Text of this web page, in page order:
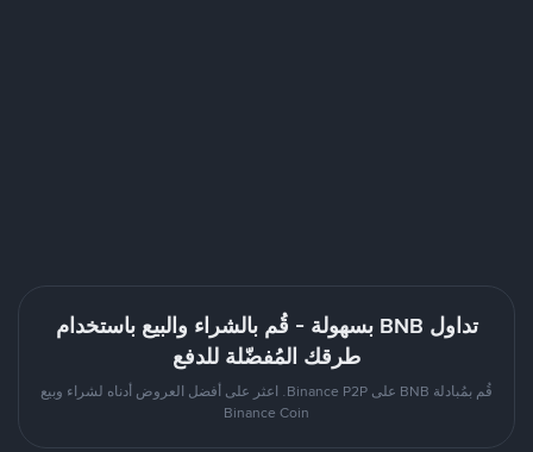
تداول BNB بسهولة - قُم بالشراء والبيع باستخدام
طرقك المُفضّلة للدفع
قُم بمُبادلة BNB على Binance P2P. اعثر على أفضل العروض أدناه لشراء وبيع
Binance Coin